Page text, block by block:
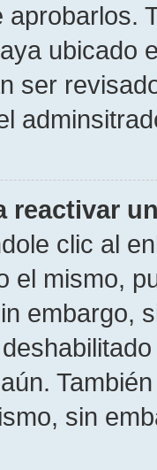
ubicado
ser
reactivar
clic al
el mismo,
embargo,
sin